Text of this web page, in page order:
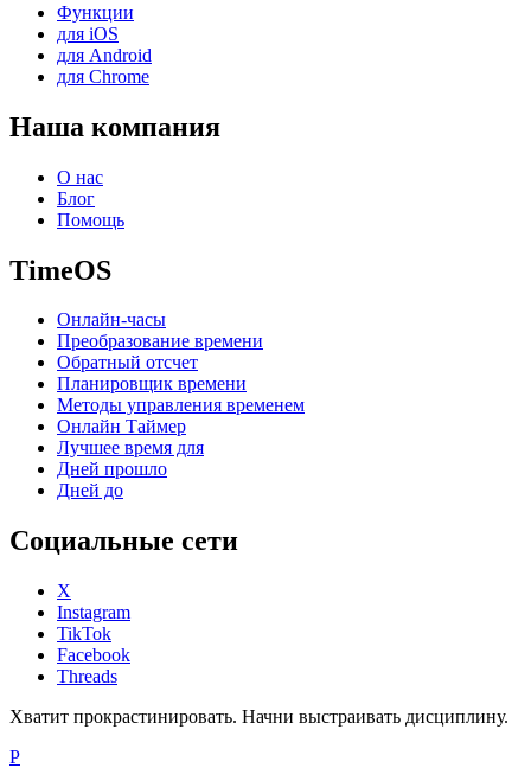
Функции
для iOS
для Android
для Chrome
Наша компания
О нас
Блог
Помощь
TimeOS
Онлайн-часы
Преобразование времени
Обратный отсчет
Планировщик времени
Методы управления временем
Онлайн Таймер
Лучшее время для
Дней прошло
Дней до
Социальные сети
X
Instagram
TikTok
Facebook
Threads
Хватит прокрастинировать. Начни выстраивать дисциплину.
P